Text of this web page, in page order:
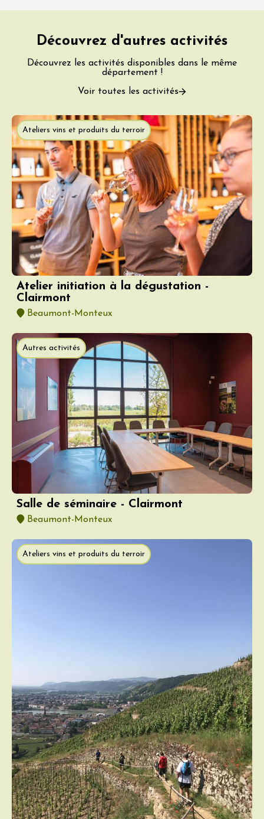
Découvrez d'autres activités
Découvrez les activités disponibles dans le même
département !
Voir toutes les activités
Ateliers vins et produits du terroir
Atelier initiation à la dégustation -
Clairmont
Beaumont-Monteux
Autres activités
Salle de séminaire - Clairmont
Beaumont-Monteux
Ateliers vins et produits du terroir